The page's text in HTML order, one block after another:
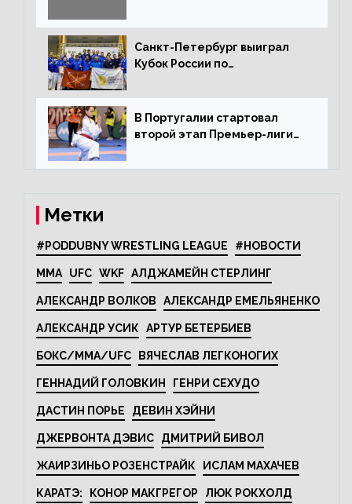
Санкт-Петербург выиграл
Кубок России по
В Португалии стартовал
второй этап Премьер-лиги
Метки
#PODDUBNY WRESTLING LEAGUE #НОВОСТИ
MMA UFC WKF АЛДЖАМЕЙН СТЕРЛИНГ
АЛЕКСАНДР ВОЛКОВ АЛЕКСАНДР ЕМЕЛЬЯНЕНКО
АЛЕКСАНДР УСИК АРТУР БЕТЕРБИЕВ
БОКС/MMA/UFC ВЯЧЕСЛАВ ЛЕГКОНОГИХ
ГЕННАДИЙ ГОЛОВКИН ГЕНРИ СЕХУДО
ДАСТИН ПОРЬЕ ДЕВИН ХЭЙНИ
ДЖЕРВОНТА ДЭВИС ДМИТРИЙ БИВОЛ
ЖАИРЗИНЬО РОЗЕНСТРАЙК ИСЛАМ МАХАЧЕВ
КАРАТЭ: КОНОР МАКГРЕГОР ЛЮК РОКХОЛД